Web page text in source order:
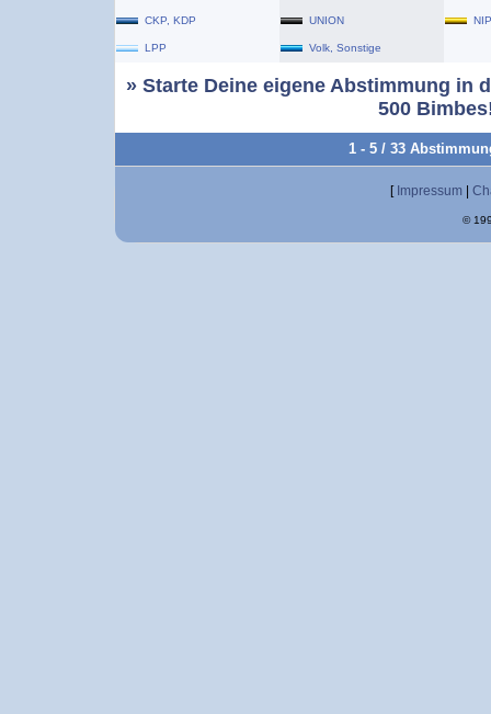
CKP, KDP UNION NIP
LPP Volk, Sonstige
» Starte Deine eigene Abstimmung in
500
1 - 5 / 33
[ Impressum
©